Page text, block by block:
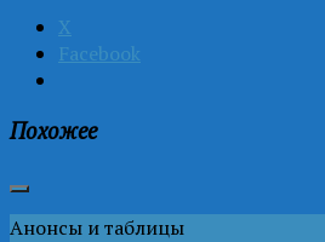
X
Facebook
Похожее
Анонсы и таблицы